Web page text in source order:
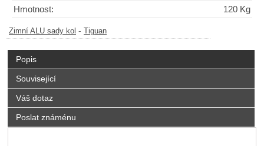
Hmotnost:
120 Kg
Zimní ALU sady kol - Tiguan
Popis
Související
Váš dotaz
Poslat známénu